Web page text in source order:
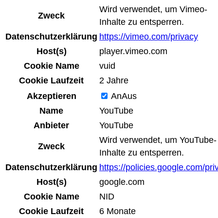
Zweck
Wird verwendet, um Vimeo-
Inhalte zu entsperren.
Datenschutzerklärung https://vimeo.com/privacy
Host(s)
player.vimeo.com
Cookie Name
vuid
Cookie Laufzeit
2 Jahre
Akzeptieren
AnAus
Name
YouTube
Anbieter
YouTube
Zweck
Wird verwendet, um YouTube-
Inhalte zu entsperren.
Datenschutzerklärung https://policies.google.com/
Host(s)
google.com
Cookie Name
NID
Cookie Laufzeit
6 Monate